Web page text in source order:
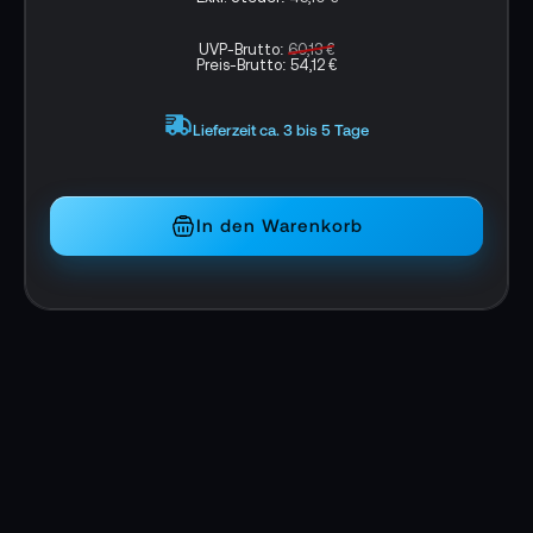
UVP-Brutto: 60,13 €
Preis-Brutto: 54,12 €
Lieferzeit ca. 3 bis 5 Tage
In den Warenkorb